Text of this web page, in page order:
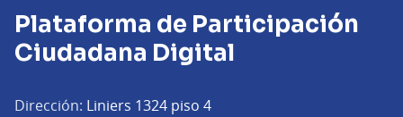
Plataforma de Participación
Ciudadana Digital
Dirección: Liniers 1324 piso 4